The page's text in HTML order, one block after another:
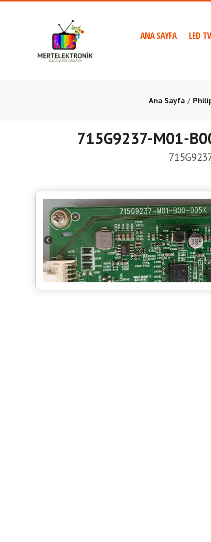
ANA SAYFA LED
Ana Sayfa
715G9237-M01-